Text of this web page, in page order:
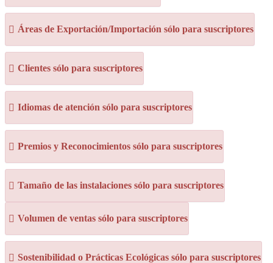
Áreas de Exportación/Importación sólo para suscriptores
Clientes sólo para suscriptores
Idiomas de atención sólo para suscriptores
Premios y Reconocimientos sólo para suscriptores
Tamaño de las instalaciones sólo para suscriptores
Volumen de ventas sólo para suscriptores
Sostenibilidad o Prácticas Ecológicas sólo para suscriptores